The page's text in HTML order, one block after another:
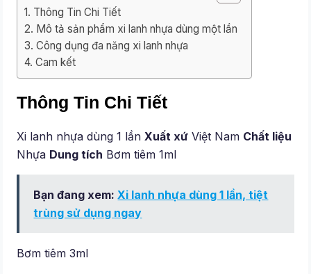
Thông Tin Chi Tiết
Mô tả sản phẩm xi lanh nhựa dùng một lần
Công dụng đa năng xi lanh nhựa
Cam kết
Thông Tin Chi Tiết
Xi lanh nhựa dùng 1 lầnXuất xứ Việt Nam Chất liệu
Nhựa Dung tích Bơm tiêm 1ml
Bạn đang xem:Xi lanh nhựa dùng 1 lần, tiệt
trùng sử dụng ngay
Bơm tiêm 3ml